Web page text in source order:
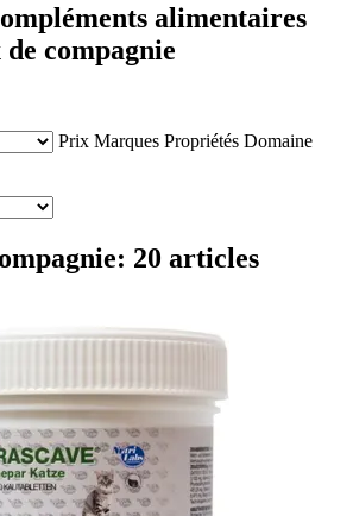
alimentaires
compagnie
Prix Marques Propriétés Domaine
20 articles